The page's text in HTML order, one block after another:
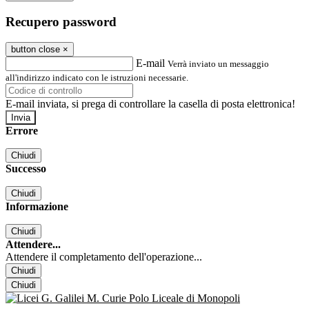
Recupero password
button close ×
E-mail Verrà inviato un messaggio
all'indirizzo indicato con le istruzioni necessarie.
E-mail inviata, si prega di controllare la casella di posta elettronica!
Errore
Chiudi
Successo
Chiudi
Informazione
Chiudi
Attendere...
Attendere il completamento dell'operazione...
Chiudi
Chiudi